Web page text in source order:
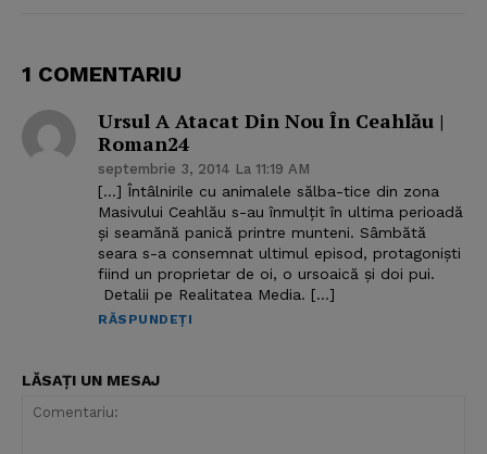
1 COMENTARIU
Ursul A Atacat Din Nou În Ceahlău |
Roman24
septembrie 3, 2014 La 11:19 AM
[…] Întâlnirile cu animalele sălba-tice din zona
Masivului Ceahlău s-au înmulţit în ultima perioadă
şi seamănă panică printre munteni. Sâmbătă
seara s-a consemnat ultimul episod, protagonişti
fiind un proprietar de oi, o ursoaică şi doi pui.
Detalii pe Realitatea Media. […]
RĂSPUNDEȚI
LĂSAȚI UN MESAJ